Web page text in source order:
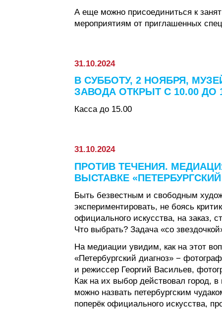
А еще можно присоединиться к
мероприятиям от приглашенных
31.10.2024
В СУББОТУ, 2 НОЯБРЯ,
ЗАВОДА ОТКРЫТ С 10.00 ДО
Касса до 15.00
31.10.2024
ПРОТИВ ТЕЧЕНИЯ.
ВЫСТАВКЕ
Быть безвестным и свободным
экспериментировать, не боясь
официального искусства, на заказ,
Что выбрать? Задача «со
На медиации увидим, как на этот
«Петербургский диагноз» −
и режиссер Георгий Васильев,
Как на их выбор действовал город,
можно назвать петербургским
поперёк официального искусства,